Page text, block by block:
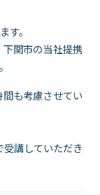
す。
関市の当社提携
も考慮させてい
講していただき